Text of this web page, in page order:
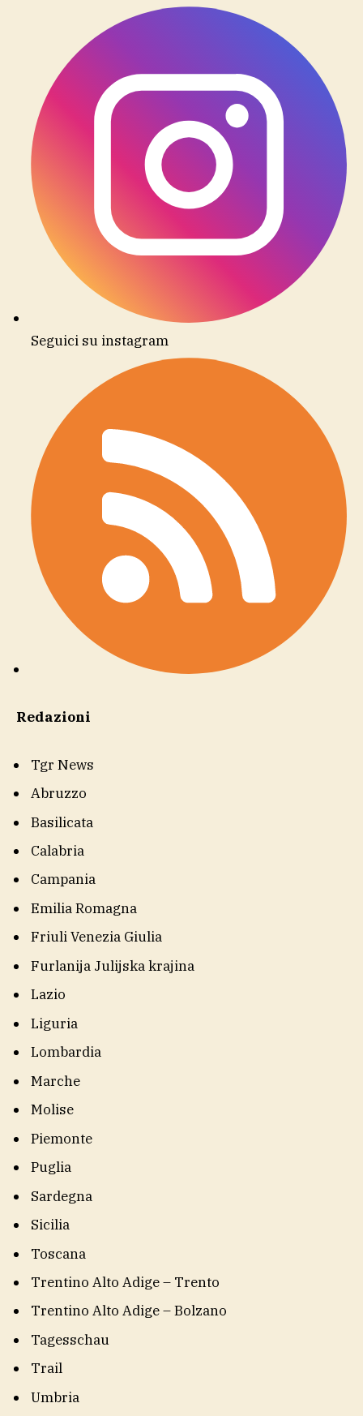
Seguici su instagram
Redazioni
Tgr News
Abruzzo
Basilicata
Calabria
Campania
Emilia Romagna
Friuli Venezia Giulia
Furlanija Julijska krajina
Lazio
Liguria
Lombardia
Marche
Molise
Piemonte
Puglia
Sardegna
Sicilia
Toscana
Trentino Alto Adige – Trento
Trentino Alto Adige – Bolzano
Tagesschau
Trail
Umbria